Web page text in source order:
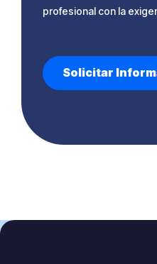
profesional con la
Solicitar